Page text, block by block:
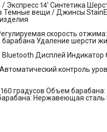
14' Синтетика
Темные вещи / Джинсы
скорость
барабана Удаление шерсти
Дисплей Индикатор
контроль
градусов Объем
Нержавеющая